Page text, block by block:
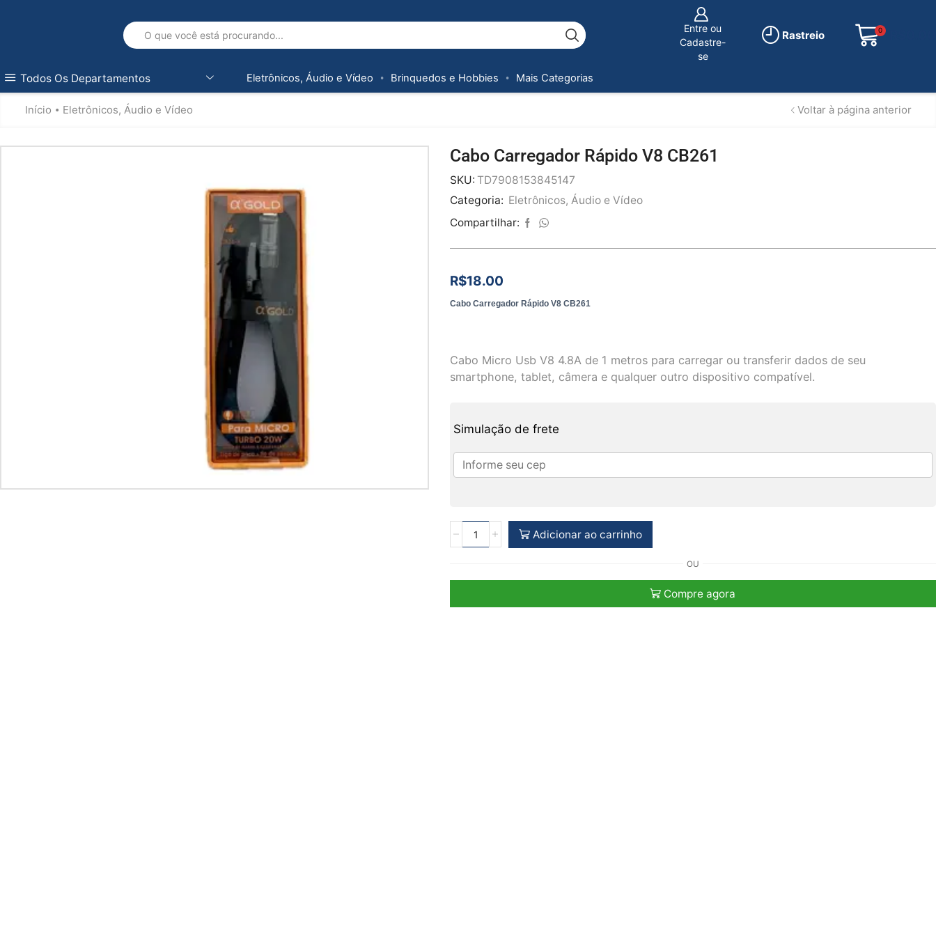
Entre ou
Cadastre-
se
Rastreio 0
Todos Os Departamentos Eletrônicos, Áudio e Vídeo Brinquedos e Hobbies Mais Categorias
Início • Eletrônicos, Áudio e Vídeo Voltar à página anterior
Cabo Carregador Rápido V8 CB261
SKU: TD7908153845147
Categoria: Eletrônicos, Áudio e Vídeo
Compartilhar:
R$18.00
Cabo Carregador Rápido V8 CB261
Cabo Micro Usb V8 4.8A de 1 metros para carregar ou transferir dados de seu
smartphone, tablet, câmera e qualquer outro dispositivo compatível.
Simulação de frete
Adicionar ao carrinho
OU
Compre agora